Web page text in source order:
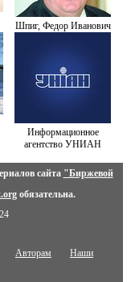
Шпиг, Федор Иванович
Информационное
агентство УНИАН
сайта "Биржевой
обязательна.
Авторам Наши